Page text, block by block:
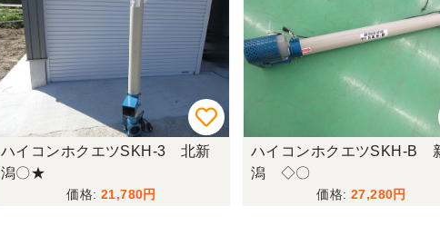
ハイコンホクエツSKH-3 北新
潟〇★
21,780
ハイコンホクエツSKH-B
潟 ◇〇
27,280